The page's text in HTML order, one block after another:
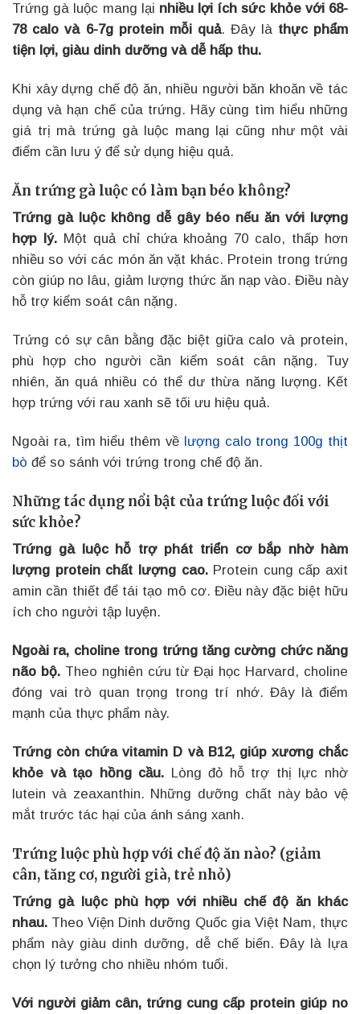
Trứng gà luộc mang lại nhiều lợi ích sức khỏe với 68-
78 calo và 6-7g protein mỗi quả. Đây là thực phẩm
tiện lợi, giàu dinh dưỡng và dễ hấp thu.
Khi xây dựng chế độ ăn, nhiều người băn khoăn về tác
dụng và hạn chế của trứng. Hãy cùng tìm hiểu những
giá trị mà trứng gà luộc mang lại cũng như một vài
điểm cần lưu ý để sử dụng hiệu quả.
Ăn trứng gà luộc có làm bạn béo không?
Trứng gà luộc không dễ gây béo nếu ăn với lượng
hợp lý.Một quả chỉ chứa khoảng 70 calo, thấp hơn
nhiều so với các món ăn vặt khác. Protein trong trứng
còn giúp no lâu, giảm lượng thức ăn nạp vào. Điều này
hỗ trợ kiểm soát cân nặng.
Trứng có sự cân bằng đặc biệt giữa calo và protein,
phù hợp cho người cần kiểm soát cân nặng. Tuy
nhiên, ăn quá nhiều có thể dư thừa năng lượng. Kết
hợp trứng với rau xanh sẽ tối ưu hiệu quả.
Ngoài ra, tìm hiểu thêm về lượng calo trong 100g thịt
bò để so sánh với trứng trong chế độ ăn.
Những tác dụng nổi bật của trứng luộc đối với
sức khỏe?
Trứng gà luộc hỗ trợ phát triển cơ bắp nhờ hàm
lượng protein chất lượng cao.Protein cung cấp axit
amin cần thiết để tái tạo mô cơ. Điều này đặc biệt hữu
ích cho người tập luyện.
Ngoài ra, choline trong trứng tăng cường chức năng
não bộ.Theo nghiên cứu từ Đại học Harvard, choline
đóng vai trò quan trọng trong trí nhớ. Đây là điểm
mạnh của thực phẩm này.
Trứng còn chứa vitamin D và B12, giúp xương chắc
khỏe và tạo hồng cầu. Lòng đỏ hỗ trợ thị lực nhờ
lutein và zeaxanthin. Những dưỡng chất này bảo vệ
mắt trước tác hại của ánh sáng xanh.
Trứng luộc phù hợp với chế độ ăn nào? (giảm
cân, tăng cơ, người già, trẻ nhỏ)
Trứng gà luộc phù hợp với nhiều chế độ ăn khác
nhau. Theo Viện Dinh dưỡng Quốc gia Việt Nam, thực
phẩm này giàu dinh dưỡng, dễ chế biến. Đây là lựa
chọn lý tưởng cho nhiều nhóm tuổi.
Với người giảm cân, trứng cung cấp protein giúp no